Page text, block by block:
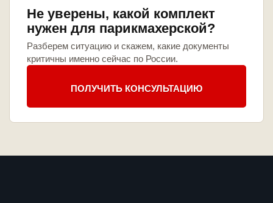
Не уверены, какой комплект
нужен для парикмахерской?
Разберем ситуацию и скажем, какие документы
критичны именно сейчас по России.
ПОЛУЧИТЬ КОНСУЛЬТАЦИЮ